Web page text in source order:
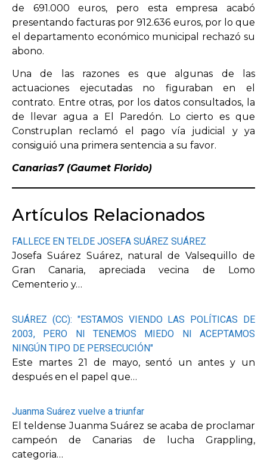
de 691.000 euros, pero esta empresa acabó
presentando facturas por 912.636 euros, por lo que
el departamento económico municipal rechazó su
abono.
Una de las razones es que algunas de las
actuaciones ejecutadas no figuraban en el
contrato. Entre otras, por los datos consultados, la
de llevar agua a El Paredón. Lo cierto es que
Construplan reclamó el pago vía judicial y ya
consiguió una primera sentencia a su favor.
Canarias7 (Gaumet Florido)
Artículos Relacionados
FALLECE EN TELDE JOSEFA SUÁREZ SUÁREZ
Josefa Suárez Suárez, natural de Valsequillo de
Gran Canaria, apreciada vecina de Lomo
Cementerio y…
SUÁREZ (CC): "ESTAMOS VIENDO LAS POLÍTICAS DE
2003, PERO NI TENEMOS MIEDO NI ACEPTAMOS
NINGÚN TIPO DE PERSECUCIÓN"
Este martes 21 de mayo, sentó un antes y un
después en el papel que…
Juanma Suárez vuelve a triunfar
El teldense Juanma Suárez se acaba de proclamar
campeón de Canarias de lucha Grappling,
categoria…